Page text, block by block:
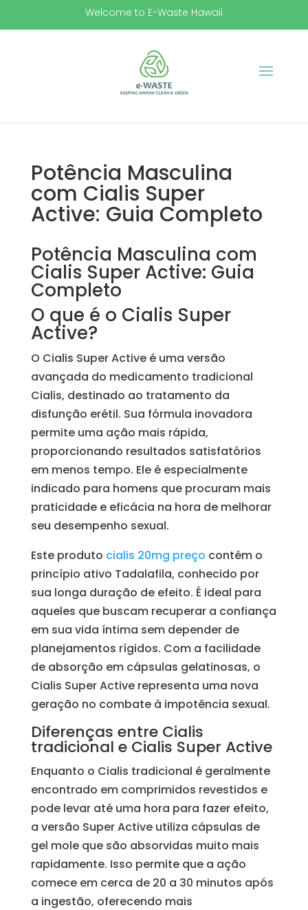
Welcome to E-Waste Hawaii
Potência Masculina
com Cialis Super
Active: Guia Completo
Potência Masculina com
Cialis Super Active: Guia
Completo
O que é o Cialis Super
Active?
O Cialis Super Active é uma versão
avançada do medicamento tradicional
Cialis, destinado ao tratamento da
disfunção erétil. Sua fórmula inovadora
permite uma ação mais rápida,
proporcionando resultados satisfatórios
em menos tempo. Ele é especialmente
indicado para homens que procuram mais
praticidade e eficácia na hora de melhorar
seu desempenho sexual.
Este produto cialis 20mg preço contém o
princípio ativo Tadalafila, conhecido por
sua longa duração de efeito. É ideal para
aqueles que buscam recuperar a confiança
em sua vida íntima sem depender de
planejamentos rígidos. Com a facilidade
de absorção em cápsulas gelatinosas, o
Cialis Super Active representa uma nova
geração no combate à impotência sexual.
Diferenças entre Cialis
tradicional e Cialis Super Active
Enquanto o Cialis tradicional é geralmente
encontrado em comprimidos revestidos e
pode levar até uma hora para fazer efeito,
a versão Super Active utiliza cápsulas de
gel mole que são absorvidas muito mais
rapidamente. Isso permite que a ação
comece em cerca de 20 a 30 minutos após
a ingestão, oferecendo mais